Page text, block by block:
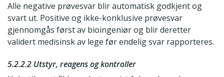
Alle negative prøvesvar blir automatisk godkjent og
svart ut. Positive og ikke-konklusive prøvesvar
gjennomgås først av bioingeniør og blir deretter
validert medisinsk av lege før endelig svar rapporteres.
5.2.2.2 Utstyr, reagens og kontroller